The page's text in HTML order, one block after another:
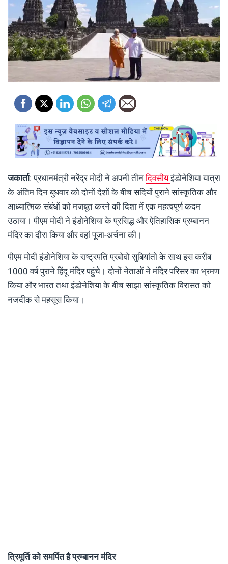
जकार्ता: प्रधानमंत्री नरेंद्र मोदी ने अपनी तीनदिवसीयइंडोनेशिया यात्रा
के अंतिम दिन बुधवार को दोनों देशों के बीच सदियों पुराने सांस्कृतिक और
आध्यात्मिक संबंधों को मजबूत करने की दिशा में एक महत्वपूर्ण कदम
उठाया। पीएम मोदी ने इंडोनेशिया के प्रसिद्ध और ऐतिहासिक प्रम्बानन
मंदिर का दौरा किया और वहां पूजा-अर्चना की।
पीएम मोदी इंडोनेशिया के राष्ट्रपति प्रबोवो सुबियांतो के साथ इस करीब
1000 वर्ष पुराने हिंदू मंदिर पहुंचे। दोनों नेताओं ने मंदिर परिसर का भ्रमण
किया और भारत तथा इंडोनेशिया के बीच साझा सांस्कृतिक विरासत को
नजदीक से महसूस किया।
त्रिमूर्ति को समर्पित है प्रम्बानन मंदिर